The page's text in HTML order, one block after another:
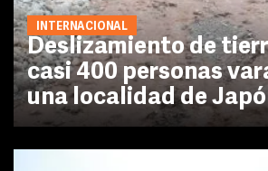
INTERNACIONAL
Deslizamiento de
casi 400 personas
una localidad de